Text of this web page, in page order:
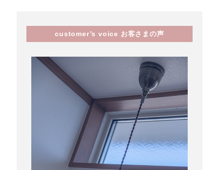
customer’s voice お客さまの声